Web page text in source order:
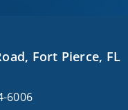
Fort Pierce, FL
6006